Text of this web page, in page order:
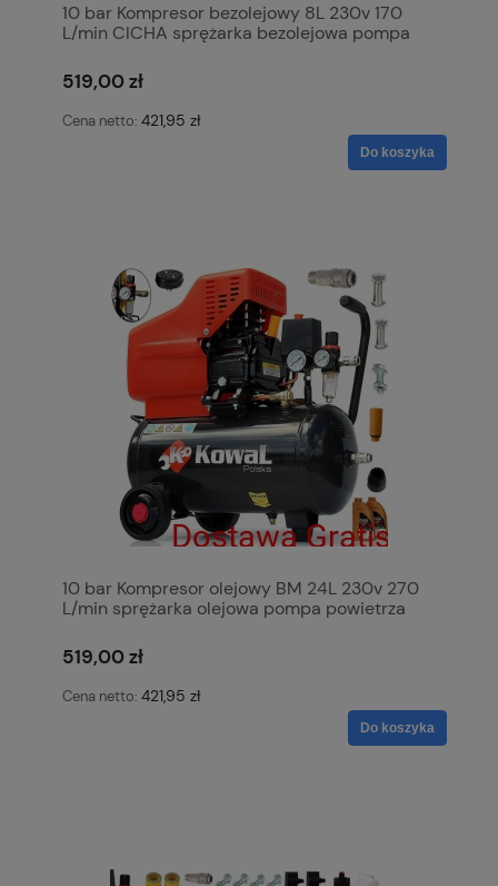
10 bar Kompresor bezolejowy 8L 230v 170
L/min CICHA sprężarka bezolejowa pompa
519,00 zł
Cena netto: 421,95 zł
Do koszyka
10 bar Kompresor olejowy BM 24L 230v 270
L/min sprężarka olejowa pompa powietrza
519,00 zł
Cena netto: 421,95 zł
Do koszyka